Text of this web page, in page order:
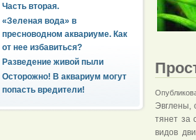
Часть вторая.
«Зеленая вода» в
пресноводном аквариуме. Как
от нее избавиться?
Разведение живой пыли
Осторожно! В аквариум могут
попасть вредители!
Эвглены,
тянет за
видов